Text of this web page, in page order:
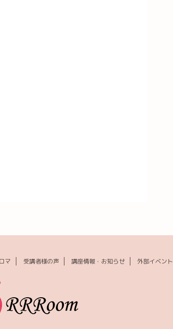
マ 受講者様の声 講座情報・お知らせ 外部イベント